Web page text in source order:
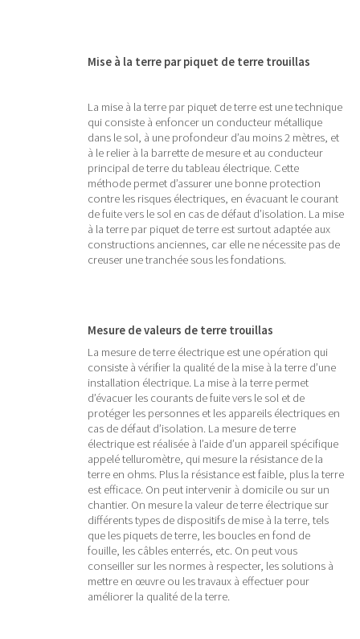
Mise à la terre par piquet de terre trouillas
La mise à la terre par piquet de terre est une technique
qui consiste à enfoncer un conducteur métallique
dans le sol, à une profondeur d’au moins 2 mètres, et
à le relier à la barrette de mesure et au conducteur
principal de terre du tableau électrique. Cette
méthode permet d’assurer une bonne protection
contre les risques électriques, en évacuant le courant
de fuite vers le sol en cas de défaut d’isolation. La mise
à la terre par piquet de terre est surtout adaptée aux
constructions anciennes, car elle ne nécessite pas de
creuser une tranchée sous les fondations.
Mesure de valeurs de terre trouillas
La mesure de terre électrique est une opération qui
consiste à vérifier la qualité de la mise à la terre d’une
installation électrique. La mise à la terre permet
d’évacuer les courants de fuite vers le sol et de
protéger les personnes et les appareils électriques en
cas de défaut d’isolation. La mesure de terre
électrique est réalisée à l’aide d’un appareil spécifique
appelé telluromètre, qui mesure la résistance de la
terre en ohms. Plus la résistance est faible, plus la terre
est efficace. On peut intervenir à domicile ou sur un
chantier. On mesure la valeur de terre électrique sur
différents types de dispositifs de mise à la terre, tels
que les piquets de terre, les boucles en fond de
fouille, les câbles enterrés, etc. On peut vous
conseiller sur les normes à respecter, les solutions à
mettre en œuvre ou les travaux à effectuer pour
améliorer la qualité de la terre.